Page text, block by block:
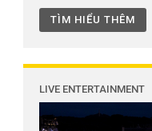
TÌM HIỂU THÊM
LIVE ENTERTAINMENT